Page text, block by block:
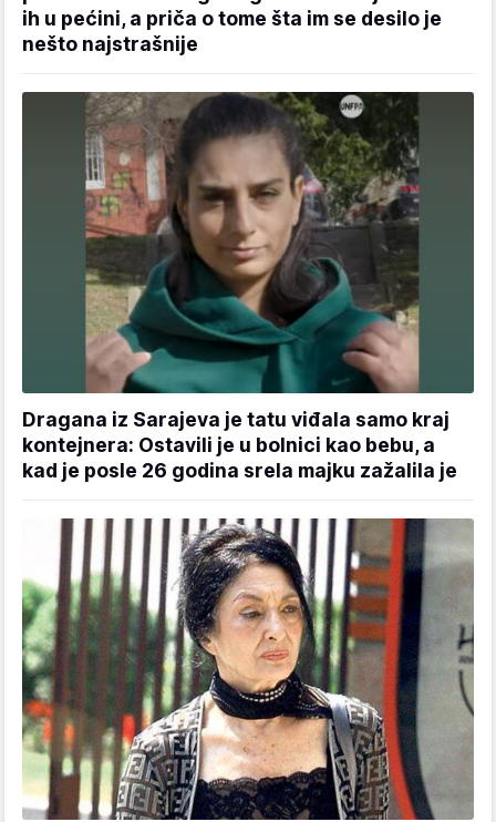
ih u pećini, a priča o tome šta im se desilo je
nešto najstrašnije
Dragana iz Sarajeva je tatu viđala samo kraj
kontejnera: Ostavili je u bolnici kao bebu, a
kad je posle 26 godina srela majku zažalila je